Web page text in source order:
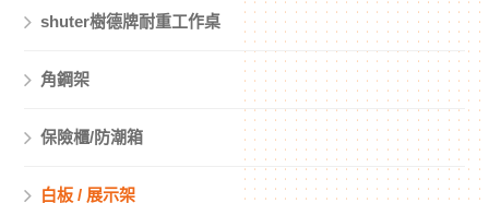
shuter樹德牌耐重工作桌
角鋼架
保險櫃/防潮箱
白板 / 展示架